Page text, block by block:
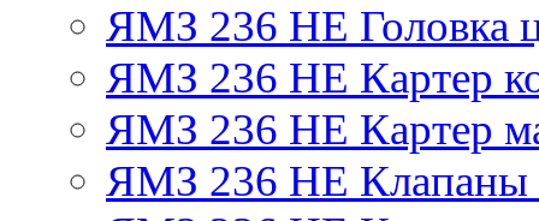
ЯМЗ 236 НЕ Головка
ЯМЗ 236 НЕ Картер
ЯМЗ 236 НЕ Картер
ЯМЗ 236 НЕ Клапаны